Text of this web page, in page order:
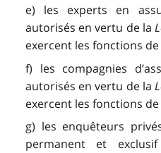
e) les experts en
autorisés en vertu de la
exercent les fonctions
f) les compagnies
autorisés en vertu de la
exercent les fonctions
g) les enquêteurs
permanent et